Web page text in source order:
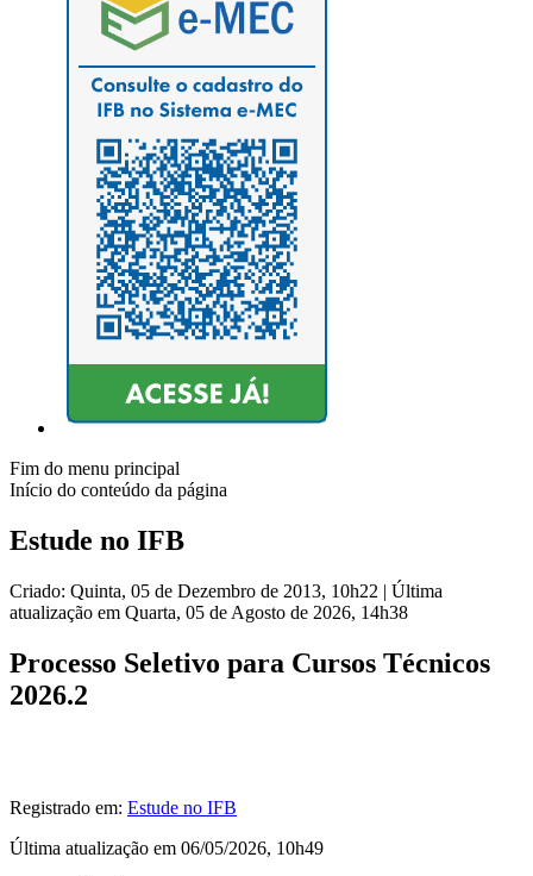
Fim do menu principal
Início do conteúdo da página
Estude no IFB
Criado: Quinta, 05 de Dezembro de 2013, 10h22 | Última
atualização em Quarta, 05 de Agosto de 2026, 14h38
Processo Seletivo para Cursos Técnicos
2026.2
Registrado em: Estude no IFB
Última atualização em 06/05/2026, 10h49